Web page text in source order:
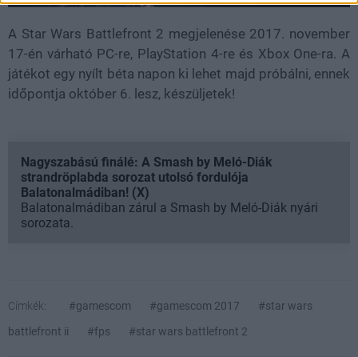
A Star Wars Battlefront 2 megjelenése 2017. november
17-én várható PC-re, PlayStation 4-re és Xbox One-ra. A
játékot egy nyílt béta napon ki lehet majd próbálni, ennek
időpontja október 6. lesz, készüljetek!
Nagyszabású finálé: A Smash by Meló-Diák
strandröplabda sorozat utolsó fordulója
Balatonalmádiban! (X)
Balatonalmádiban zárul a Smash by Meló-Diák nyári
sorozata.
Címkék: #gamescom #gamescom 2017
#star wars
battlefront ii
#fps #star wars battlefront 2